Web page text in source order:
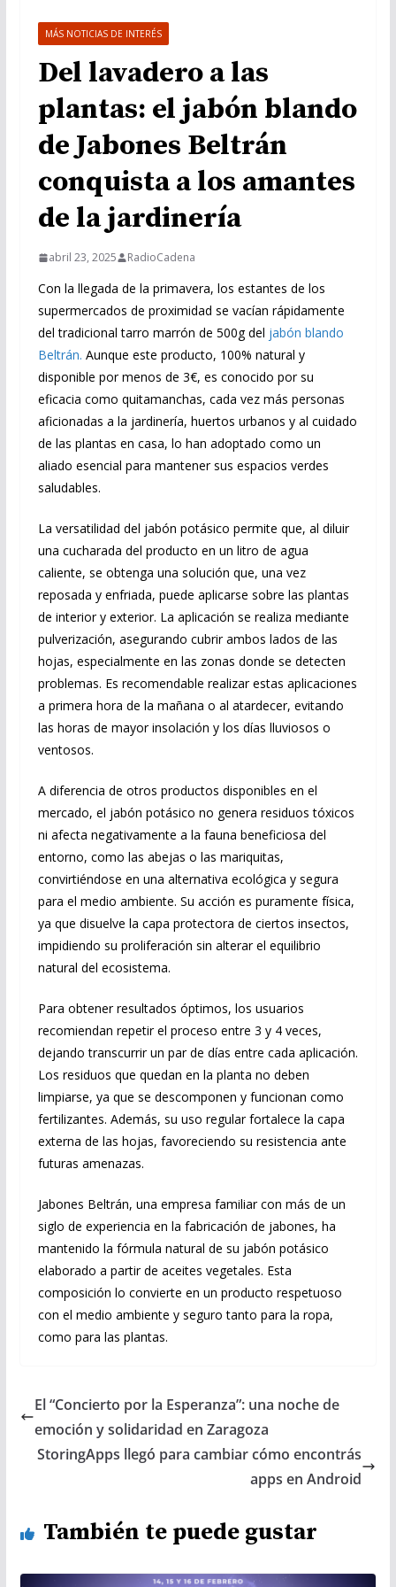
MÁS NOTICIAS DE INTERÉS
Del lavadero a las
plantas: el jabón blando
de Jabones Beltrán
conquista a los amantes
de la jardinería
abril 23, 2025 RadioCadena
Con la llegada de la primavera, los estantes de los
supermercados de proximidad se vacían rápidamente
del tradicional tarro marrón de 500g del jabón blando
Beltrán. Aunque este producto, 100% natural y
disponible por menos de 3€, es conocido por su
eficacia como quitamanchas, cada vez más personas
aficionadas a la jardinería, huertos urbanos y al cuidado
de las plantas en casa, lo han adoptado como un
aliado esencial para mantener sus espacios verdes
saludables.
La versatilidad del jabón potásico permite que, al diluir
una cucharada del producto en un litro de agua
caliente, se obtenga una solución que, una vez
reposada y enfriada, puede aplicarse sobre las plantas
de interior y exterior. La aplicación se realiza mediante
pulverización, asegurando cubrir ambos lados de las
hojas, especialmente en las zonas donde se detecten
problemas. Es recomendable realizar estas aplicaciones
a primera hora de la mañana o al atardecer, evitando
las horas de mayor insolación y los días lluviosos o
ventosos.
A diferencia de otros productos disponibles en el
mercado, el jabón potásico no genera residuos tóxicos
ni afecta negativamente a la fauna beneficiosa del
entorno, como las abejas o las mariquitas,
convirtiéndose en una alternativa ecológica y segura
para el medio ambiente. Su acción es puramente física,
ya que disuelve la capa protectora de ciertos insectos,
impidiendo su proliferación sin alterar el equilibrio
natural del ecosistema.
Para obtener resultados óptimos, los usuarios
recomiendan repetir el proceso entre 3 y 4 veces,
dejando transcurrir un par de días entre cada aplicación.
Los residuos que quedan en la planta no deben
limpiarse, ya que se descomponen y funcionan como
fertilizantes. Además, su uso regular fortalece la capa
externa de las hojas, favoreciendo su resistencia ante
futuras amenazas.
Jabones Beltrán, una empresa familiar con más de un
siglo de experiencia en la fabricación de jabones, ha
mantenido la fórmula natural de su jabón potásico
elaborado a partir de aceites vegetales. Esta
composición lo convierte en un producto respetuoso
con el medio ambiente y seguro tanto para la ropa,
como para las plantas.
El “Concierto por la Esperanza”: una noche de
emoción y solidaridad en Zaragoza
StoringApps llegó para cambiar cómo encontrás
apps en Android
También te puede gustar